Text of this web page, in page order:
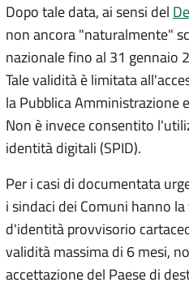
Dopo tale data, ai sensi del
non ancora "naturalmente"
nazionale fino al 31 gennaio
Tale validità è limitata
la Pubblica Amministrazione
Non è invece consentito
identità digitali (SPID).
Per i casi di documentata
i sindaci dei Comuni hanno
d'identità provvisorio
validità massima di 6 mesi,
accettazione del Paese di